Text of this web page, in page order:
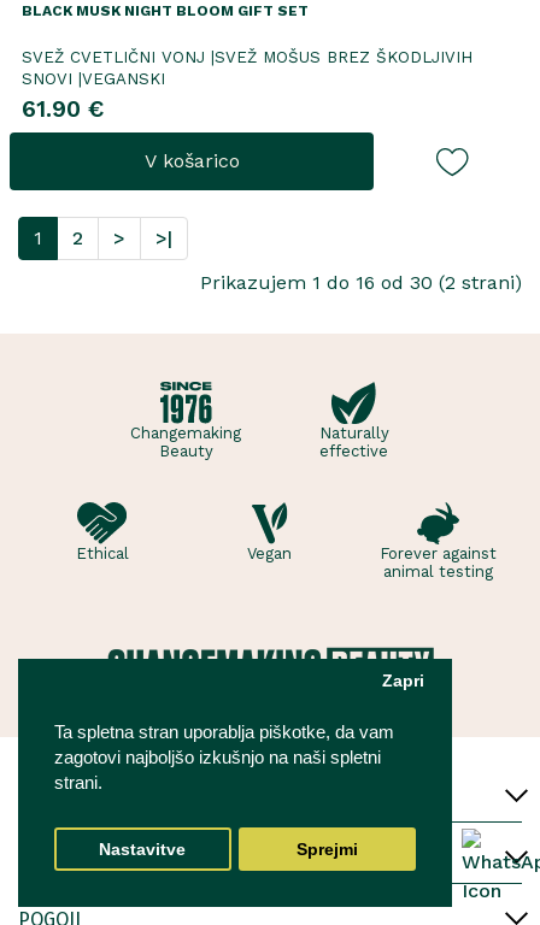
Ta spletna stran uporablja piškotke, da vam
zagotovi najboljšo izkušnjo na naši spletni
strani.
Zapri
Nastavitve Sprejmi
BLACK MUSK NIGHT BLOOM GIFT SET
SVEŽ CVETLIČNI VONJ |SVEŽ MOŠUS BREZ ŠKODLJIVIH
SNOVI |VEGANSKI
61.90 €
V košarico
1 2 >
>|
Prikazujem 1 do 16 od 30 (2 strani)
Changemaking
Beauty
Naturally
effective
Ethical Vegan
Forever against
animal testing
ODPIRALNI ČAS
POGOSTA VPRAŠANJA
POGOJI